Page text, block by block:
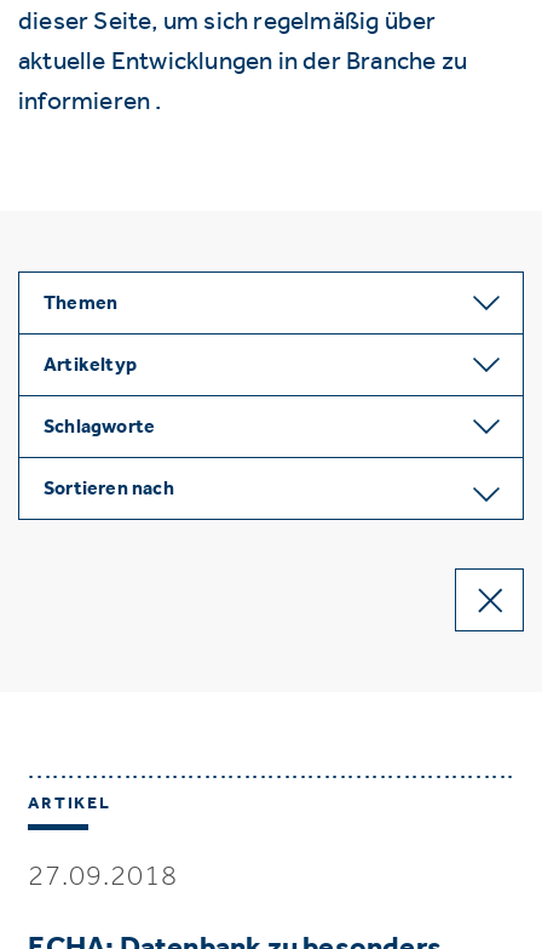
dieser Seite, um sich regelmäßig über
aktuelle Entwicklungen in der Branche zu
informieren .
Themen
Artikeltyp
Schlagworte
Sortieren nach
ARTIKEL
27.09.2018